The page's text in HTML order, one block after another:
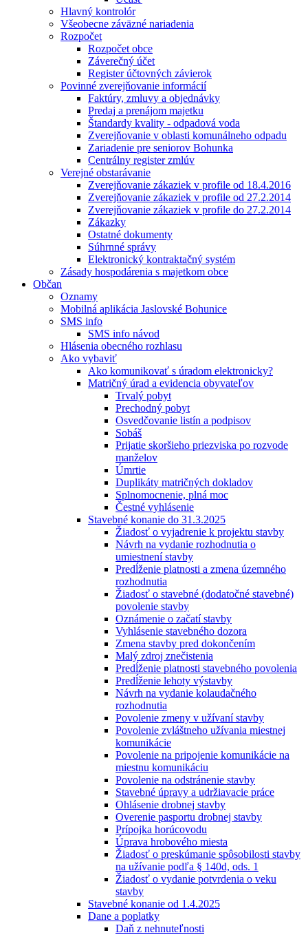
Hlavný kontrolór
Všeobecne záväzné nariadenia
Rozpočet
Rozpočet obce
Záverečný účet
Register účtovných závierok
Povinné zverejňovanie informácií
Faktúry, zmluvy a objednávky
Predaj a prenájom majetku
Štandardy kvality - odpadová voda
Zverejňovanie v oblasti komunálneho odpadu
Zariadenie pre seniorov Bohunka
Centrálny register zmlúv
Verejné obstarávanie
Zverejňovanie zákaziek v profile od 18.4.2016
Zverejňovanie zákaziek v profile od 27.2.2014
Zverejňovanie zákaziek v profile do 27.2.2014
Zákazky
Ostatné dokumenty
Súhrnné správy
Elektronický kontraktačný systém
Zásady hospodárenia s majetkom obce
Občan
Oznamy
Mobilná aplikácia Jaslovské Bohunice
SMS info
SMS info návod
Hlásenia obecného rozhlasu
Ako vybaviť
Ako komunikovať s úradom elektronicky?
Matričný úrad a evidencia obyvateľov
Trvalý pobyt
Prechodný pobyt
Osvedčovanie listín a podpisov
Sobáš
Prijatie skoršieho priezviska po rozvode
manželov
Úmrtie
Duplikáty matričných dokladov
Splnomocnenie, plná moc
Čestné vyhlásenie
Stavebné konanie do 31.3.2025
Žiadosť o vyjadrenie k projektu stavby
Návrh na vydanie rozhodnutia o
umiestnení stavby
Predĺženie platnosti a zmena územného
rozhodnutia
Žiadosť o stavebné (dodatočné stavebné)
povolenie stavby
Oznámenie o začatí stavby
Vyhlásenie stavebného dozora
Zmena stavby pred dokončením
Malý zdroj znečistenia
Predĺženie platnosti stavebného povolenia
Predĺženie lehoty výstavby
Návrh na vydanie kolaudačného
rozhodnutia
Povolenie zmeny v užívaní stavby
Povolenie zvláštneho užívania miestnej
komunikácie
Povolenie na pripojenie komunikácie na
miestnu komunikáciu
Povolenie na odstránenie stavby
Stavebné úpravy a udržiavacie práce
Ohlásenie drobnej stavby
Overenie pasportu drobnej stavby
Prípojka horúcovodu
Úprava hrobového miesta
Žiadosť o preskúmanie spôsobilosti stavby
na užívanie podľa § 140d, ods. 1
Žiadosť o vydanie potvrdenia o veku
stavby
Stavebné konanie od 1.4.2025
Dane a poplatky
Daň z nehnuteľnosti